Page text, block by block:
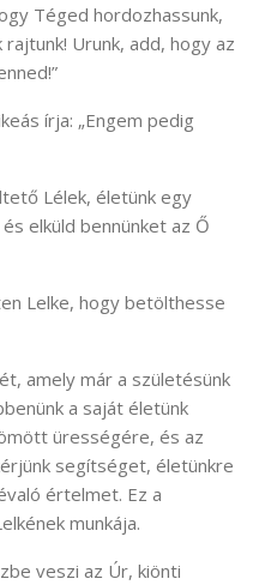
Téged hordozhassunk,
Urunk, add, hogy az
írja: „Engem pedig
Lélek, életünk egy
elküld bennünket az Ő
Lelke, hogy betölthesse
amely már a születésünk
a saját életünk
ürességére, és az
segítséget, életünkre
értelmet. Ez a
munkája.
veszi az Úr, kiönti